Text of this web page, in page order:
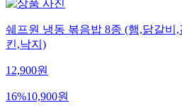
쉐프원 냉동 볶음밥 8종 (햄,닭갈비
킨,낙지)
12,900원
16%10,900원